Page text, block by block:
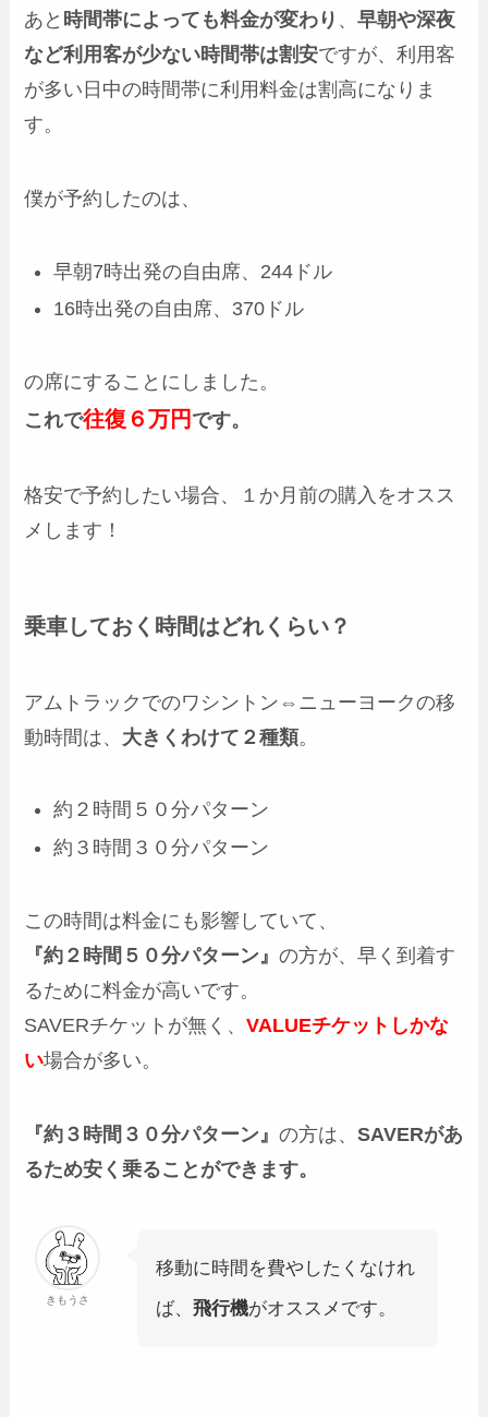
あと 時間帯によっても料金が変わり 、早朝や深夜
など利用客が少ない時間帯は割安ですが、利用客
が多い日中の時間帯に利用料金は割高になりま
す。
僕が予約したのは、
早朝7時出発の自由席、244ドル
16時出発の自由席、370ドル
の席にすることにしました。
これで往復６万円 です。
格安で予約したい場合、１か月前の購入をオスス
メします！
乗車しておく時間はどれくらい？
アムトラックでのワシントン⇔ニューヨークの移
動時間は、 大きくわけて２種類。
約２時間５０分パターン
約３時間３０分パターン
この時間は料金にも影響していて、
『約２時間５０分パターン』の方が、早く到着す
るために料金が高いです。
SAVERチケットが無く、VALUEチケットしかな
い場合が多い。
『約３時間３０分パターン』の方は、SAVERがあ
るため安く乗ることができます。
きもうさ
移動に時間を費やしたくなけれ
ば、飛行機がオススメです。